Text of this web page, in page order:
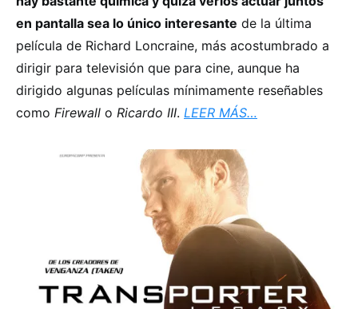
en pantalla sea lo único interesante de la última
película de Richard Loncraine, más acostumbrado a
dirigir para televisión que para cine, aunque ha
dirigido algunas películas mínimamente reseñables
como Firewall o Ricardo III. LEER MÁS…